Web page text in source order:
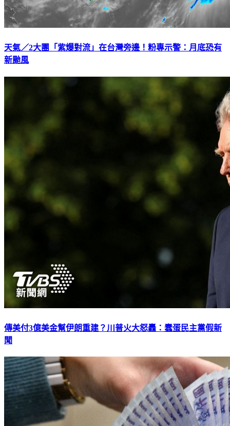
天氣／2大團「紫爆對流」在台灣旁邊！粉專示警：月底恐有
新颱風
傳美付3億美金幫伊朗重建？川普火大怒轟：蠢蛋民主黨假新
聞